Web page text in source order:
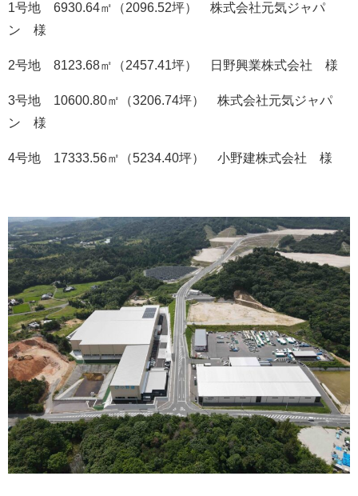
1号地 6930.64㎡（2096.52坪） 株式会社元気ジャパ
ン 様
2号地 8123.68㎡（2457.41坪） 日野興業株式会社 様
3号地 10600.80㎡（3206.74坪） 株式会社元気ジャパ
ン 様
4号地 17333.56㎡（5234.40坪） 小野建株式会社 様